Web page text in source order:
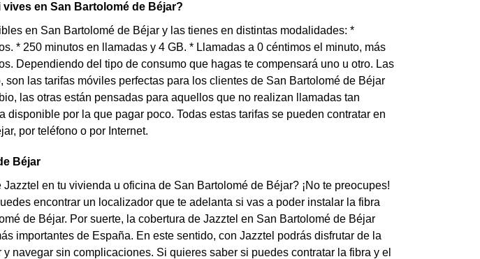
en San Bartolomé de Béjar?
en San Bartolomé de Béjar y las tienes en distintas modalidades: *
* 250 minutos en llamadas y 4 GB. * Llamadas a 0 céntimos el minuto, más
Dependiendo del tipo de consumo que hagas te compensará uno u otro. Las
las tarifas móviles perfectas para los clientes de San Bartolomé de Béjar
las otras están pensadas para aquellos que no realizan llamadas tan
disponible por la que pagar poco. Todas estas tarifas se pueden contratar en
por teléfono o por Internet.
Béjar
en tu vivienda u oficina de San Bartolomé de Béjar? ¡No te preocupes!
encontrar un localizador que te adelanta si vas a poder instalar la fibra
de Béjar. Por suerte, la cobertura de Jazztel en San Bartolomé de Béjar
importantes de España. En este sentido, con Jazztel podrás disfrutar de la
navegar sin complicaciones. Si quieres saber si puedes contratar la fibra y el